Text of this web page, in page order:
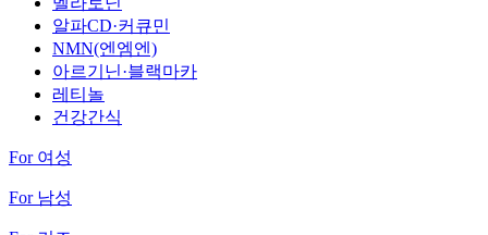
알파CD·커큐민
NMN(엔엠엔)
아르기닌·블랙마카
레티놀
건강간식
For 여성
For 남성